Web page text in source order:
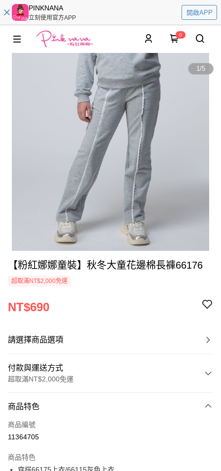
PINKNANA
立刻使用官方APP
開啟APP
0
1/5
【粉紅娜娜童裝】秋冬大童花邊棉長褲66176
超取滿NT$2,000免運
NT$690
請選擇商品選項
付款與運送方式
超取滿NT$2,000免運
信用卡一次付款
超商取貨付款
Apple Pay
商品特色
商品編號
11364705
商品特色